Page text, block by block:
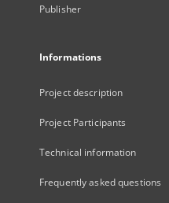
Publisher
Informations
Project description
Project Participants
Technical information
Frequently asked questions